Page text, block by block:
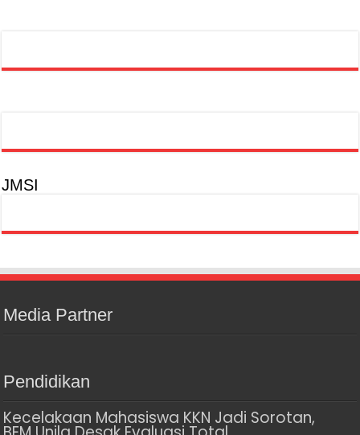
JMSI
Media Partner
Pendidikan
Kecelakaan Mahasiswa KKN Jadi Sorotan,